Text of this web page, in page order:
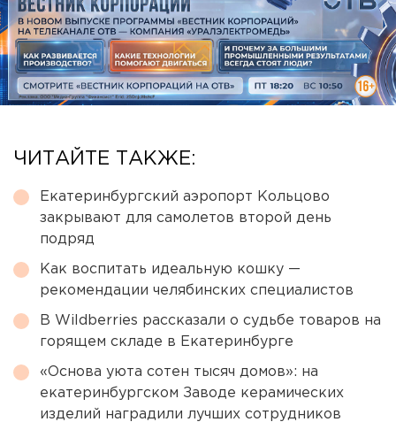
ЧИТАЙТЕ ТАКЖЕ:
Екатеринбургский аэропорт Кольцово
закрывают для самолетов второй день
подряд
Как воспитать идеальную кошку —
рекомендации челябинских специалистов
В Wildberries рассказали о судьбе товаров на
горящем складе в Екатеринбурге
«Основа уюта сотен тысяч домов»: на
екатеринбургском Заводе керамических
изделий наградили лучших сотрудников